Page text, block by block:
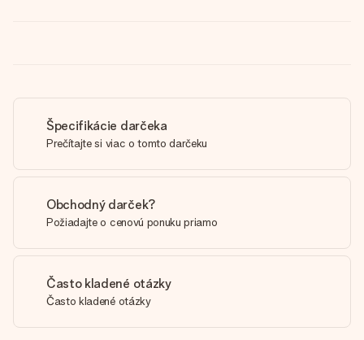
Špecifikácie darčeka
Prečítajte si viac o tomto darčeku
Obchodný darček?
Požiadajte o cenovú ponuku priamo
Často kladené otázky
Často kladené otázky